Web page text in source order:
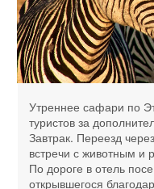
Утреннее сафари по
туристов за
Завтрак. Переезд
встречи с животным и
По дороге в отель
открывшегося